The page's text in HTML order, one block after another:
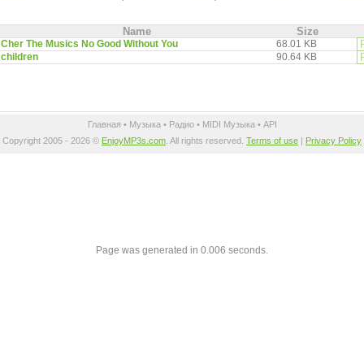
Name Size
Cher The Musics No Good Without You 68.01 KB
children 90.64 KB
Главная • Музыка• Радио• MIDI Музыка• API
Copyright 2005 - 2026 © EnjoyMP3s.com . All rights reserved. Terms of use | Privacy Policy
Page was generated in 0.006 seconds.